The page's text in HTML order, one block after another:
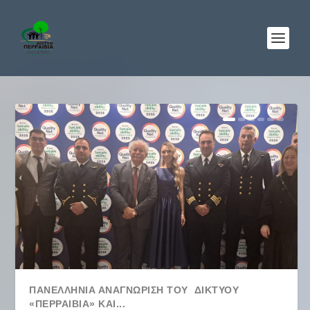
ΠΑΝΕΛΛΉΝΙΑ ΑΝΑΓΝΏΡΙΣΗ ΤΟΥ ΔΙΚΤΎΟΥ
«ΠΕΡΡΑΙΒΙΑ» ΚΑΙ...